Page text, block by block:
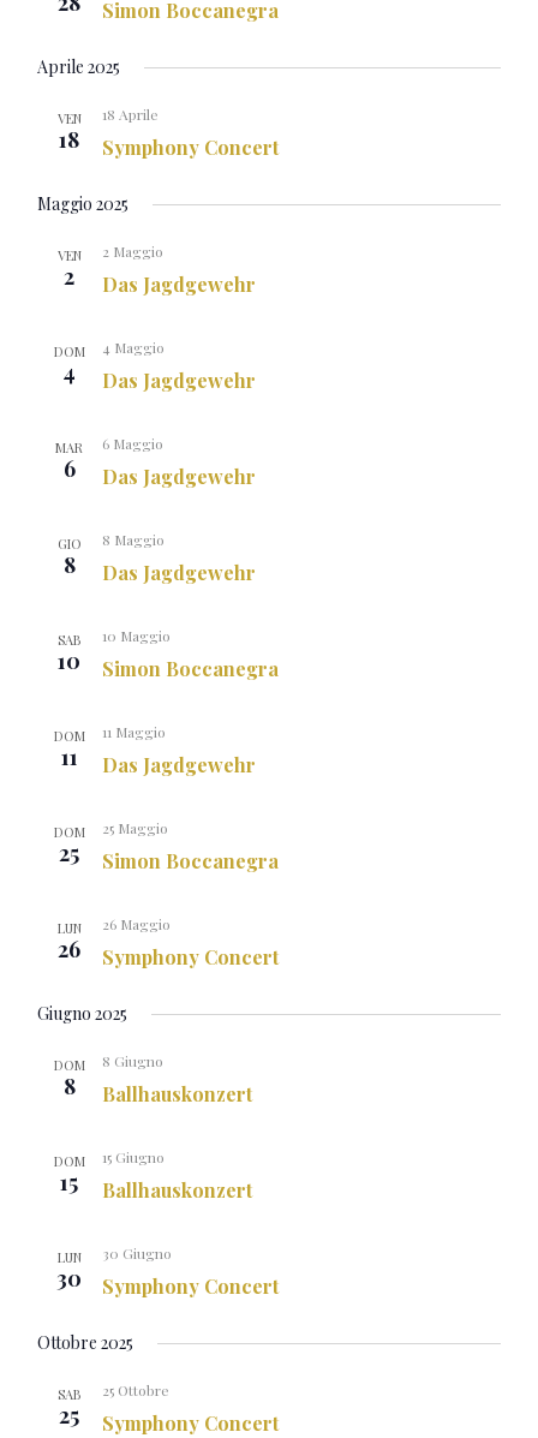
Simon Boccanegra
Aprile 2025
VEN
18 Symphony Concert
18 Aprile
Maggio 2025
VEN
2 Das Jagdgewehr
2 Maggio
DOM
4 Das Jagdgewehr
4 Maggio
MAR
6 Das Jagdgewehr
6 Maggio
GIO
8 Das Jagdgewehr
8 Maggio
SAB
10 Simon Boccanegra
10 Maggio
DOM
11 Das Jagdgewehr
11 Maggio
DOM
25 Simon Boccanegra
25 Maggio
LUN
26 Symphony Concert
26 Maggio
Giugno 2025
DOM
8 Ballhauskonzert
8 Giugno
DOM
15 Ballhauskonzert
15 Giugno
LUN
30 Symphony Concert
30 Giugno
Ottobre 2025
SAB
25 Symphony Concert
25 Ottobre